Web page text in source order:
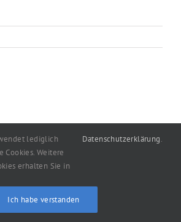
machart: Oelgemöller
lediglich
Weitere
erhalten Sie in
Datenschutzerklärung.
Ich habe verstanden